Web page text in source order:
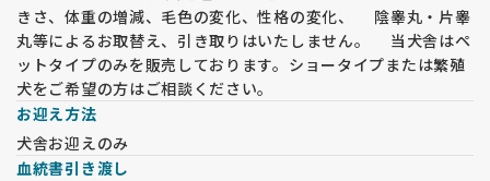
きさ、体重の増減、毛色の変化、性格の変化、 陰睾丸・片睾
丸等によるお取替え、引き取りはいたしません。 当犬舎はペ
ットタイプのみを販売しております。ショータイプまたは繁殖
犬をご希望の方はご相談ください。
お迎え方法
犬舎お迎えのみ
血統書引き渡し